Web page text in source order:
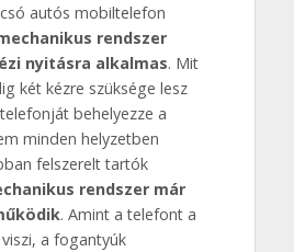
autós mobiltelefon
rendszer
nyitásra alkalmas. Mit
két kézre szüksége lesz
behelyezze a
minden helyzetben
felszerelt tartók
rendszer már
. Amint a telefont a
a fogantyúk